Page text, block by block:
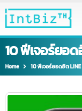
10 ฟีเจอร์ยอ
Home 10 ฟีเจอร์ยอดฮิต